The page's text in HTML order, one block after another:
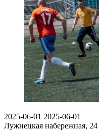
2025-06-01 2025-06-01
Лужнецкая набережная, 24